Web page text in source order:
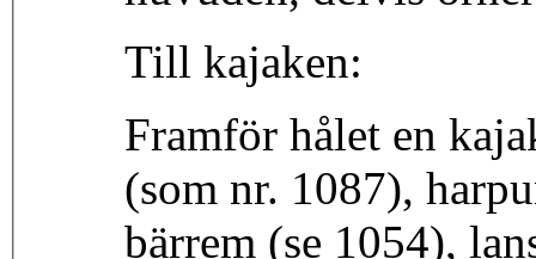
Till kajaken:
Framför hålet en
(som nr. 1087),
bärrem (se 1054),